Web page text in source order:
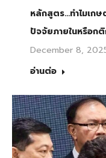
หลักสูตร…ทำไมเกษ
ปัจจัยภายในหรือกติ
December 8,
อ่านต่อ